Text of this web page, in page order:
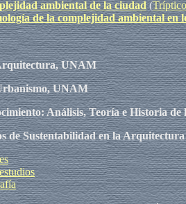
ambiental de la ciudad(Tríptico
de la complejidad ambiental en
UNAM
UNAM
Análisis, Teoría e Historia
de Sustentabilidad en la